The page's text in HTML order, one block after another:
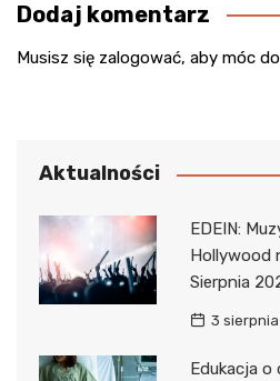
Dodaj komentarz
Musisz się zalogować, aby móc
Aktualności
EDEIN:
Hollywood
Sierpnia
3
Edukacja o